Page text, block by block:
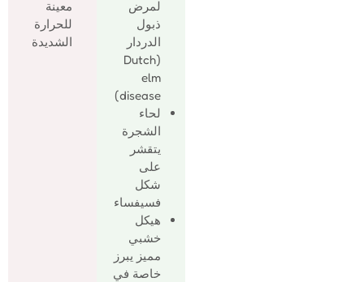
لمرض
ذبول
الدردار
(Dutch
elm
disease)
لحاء
الشجرة
يتقشر
على
شكل
فسيفساء
هيكل
خشبي
مميز يبرز
خاصة في
معينة
للحرارة
الشديدة